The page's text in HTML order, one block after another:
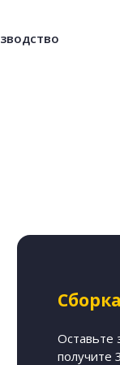
Оставьте
получите